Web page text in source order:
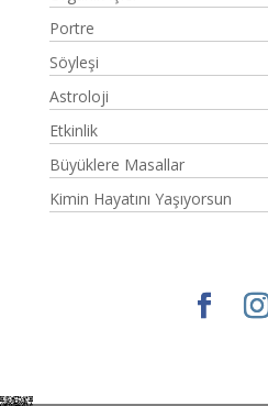
Portre
Söyleşi
Astroloji
Etkinlik
Büyüklere Masallar
Kimin Hayatını Yaşıyorsun